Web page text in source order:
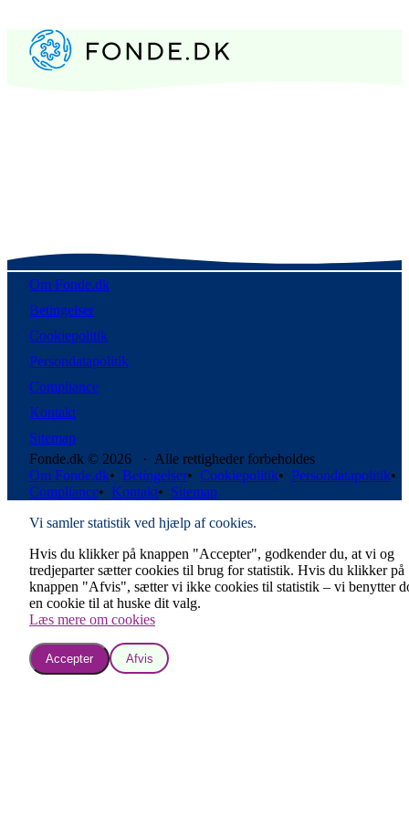
Om Fonde.dk
Betingelser
Cookiepolitik
Persondatapolitik
Compliance
Kontakt
Sitemap
Fonde.dk © 2026 · Alle rettigheder forbeholdes
Om Fonde.dk• Betingelser• Cookiepolitik• Persondatapolitik•
Compliance• Kontakt• Sitemap
Vi samler statistik ved hjælp af cookies.
Hvis du klikker på knappen "Accepter", godkender du, at vi og
tredjeparter sætter cookies til brug for statistik. Hvis du klikker på
knappen "Afvis", sætter vi ikke cookies til statistik – vi benytter
en cookie til at huske dit valg.
Læs mere om cookies
Accepter Afvis